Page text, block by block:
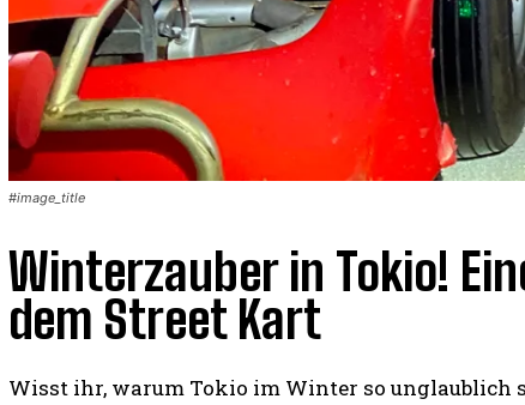
#image_title
Winterzauber in Tokio!
dem Street Kart
Wisst ihr, warum Tokio im Winter so